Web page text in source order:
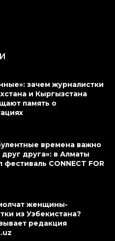
зачем журналистки
и Кыргызстана
память о
времена важно
друг друга»: в Алматы
CONNECT FOR
женщины-
из Узбекистана?
редакция